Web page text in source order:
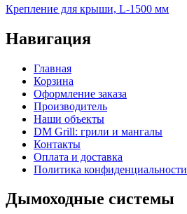
Крепление для крыши, L-1500 мм
Навигация
Главная
Корзина
Оформление заказа
Производитель
Наши объекты
DM Grill: грили и мангалы
Контакты
Оплата и доставка
Политика конфиденциальности
Дымоходные системы